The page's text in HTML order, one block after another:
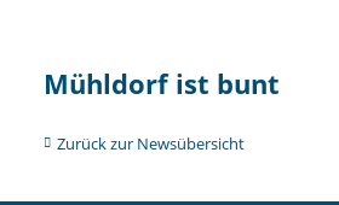
Mühldorf ist bunt
Zurück zur Newsübersicht